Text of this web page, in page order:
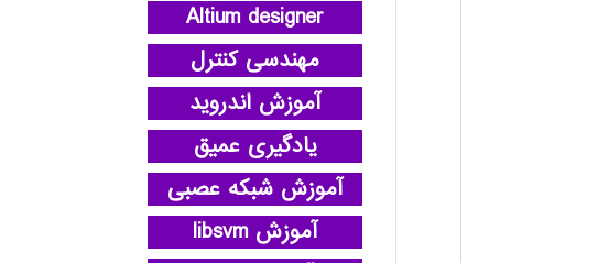
Altium designer
مهندسی کنترل
آموزش اندروید
یادگیری عمیق
آموزش شبکه عصبی
آموزش libsvm